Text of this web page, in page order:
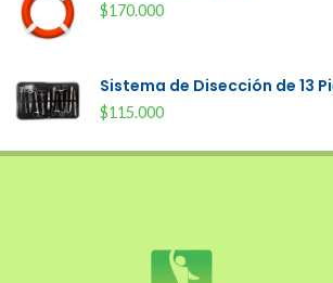
$170.000
Sistema de Disección de 13
$115.000